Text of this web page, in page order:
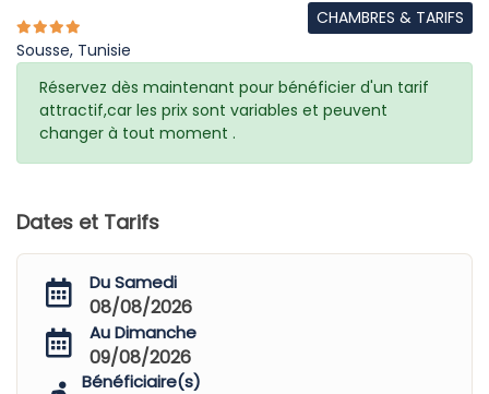
Sousse, Tunisie
CHAMBRES & TARIFS
Réservez dès maintenant pour bénéficier d'un tarif
attractif,car les prix sont variables et peuvent
changer à tout moment .
Dates et Tarifs
Du Samedi
08/08/2026
Au Dimanche
09/08/2026
Bénéficiaire(s)